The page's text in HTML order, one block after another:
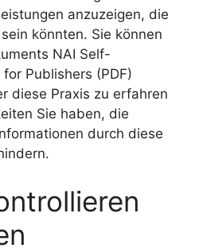
anzuzeigen, die
könnten. Sie können
NAI Self-
Publishers (PDF)
diese Praxis zu erfahren
Sie haben, die
durch diese